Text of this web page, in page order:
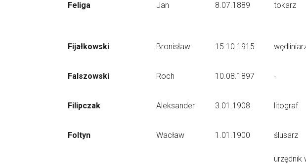
Feliga Jan 8.07.1889 tokarz
Fijałkowski Bronisław 15.10.1915
Falszowski Roch 10.08.1897 -
Filipczak Aleksander 3.01.1908 litograf
Foltyn Wacław 1.01.1900 ślusarz
urzędnik